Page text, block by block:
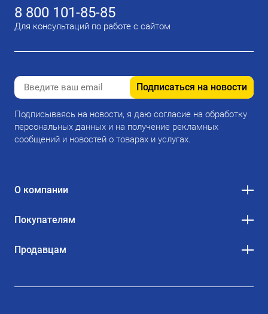
8 800 101-85-85
Для консультаций по работе с сайтом
Подписаться на новости
Подписываясь на новости, я даю согласие на обработку
персональных данных и на получение рекламных
сообщений и новостей о товарах и услугах.
О компании
Покупателям
Продавцам